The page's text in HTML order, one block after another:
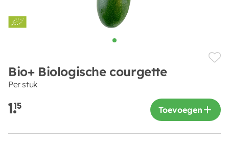
Bio+ Biologische courgette
Per stuk
1.15 Toevoegen